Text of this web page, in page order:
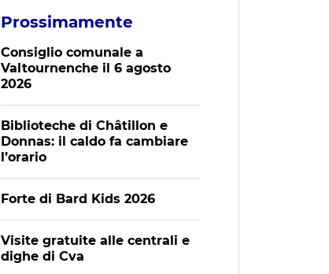
Prossimamente
Consiglio comunale a
Valtournenche il 6 agosto
2026
Biblioteche di Châtillon e
Donnas: il caldo fa cambiare
l’orario
Forte di Bard Kids 2026
Visite gratuite alle centrali e
dighe di Cva